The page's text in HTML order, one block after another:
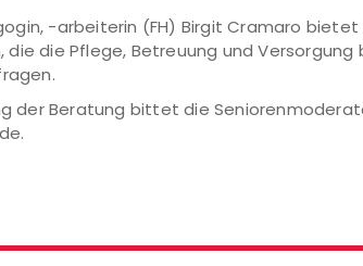
-arbeiterin (FH) Birgit Cramaro
die die Pflege, Betreuung und
der Beratung bittet die